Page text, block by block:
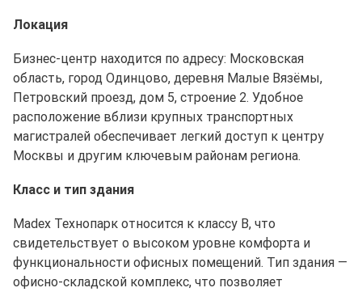
Локация
Бизнес-центр находится по адресу: Московская
область, город Одинцово, деревня Малые Вязёмы,
Петровский проезд, дом 5, строение 2. Удобное
расположение вблизи крупных транспортных
магистралей обеспечивает легкий доступ к центру
Москвы и другим ключевым районам региона.
Класс и тип здания
Madex Технопарк относится к классу B, что
свидетельствует о высоком уровне комфорта и
функциональности офисных помещений. Тип здания —
офисно-складской комплекс, что позволяет